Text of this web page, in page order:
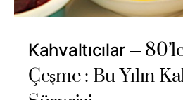
Kahvaltıcılar
Çeşme : Bu Yılın